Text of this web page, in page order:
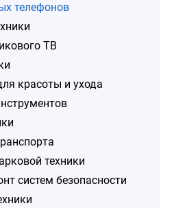
телефонов
ТВ
красоты и ухода
техники
систем безопасности